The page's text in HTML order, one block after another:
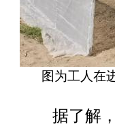
图为工人在
据了解，